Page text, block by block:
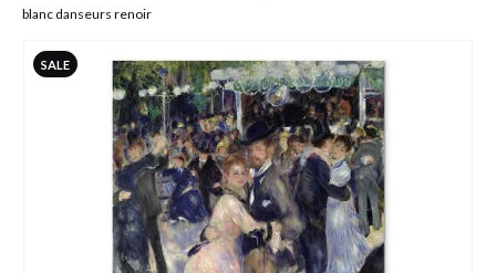
blanc danseurs renoir
SALE